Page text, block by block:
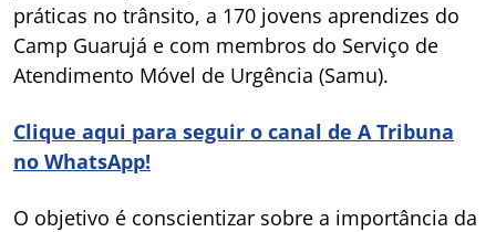
práticas no trânsito, a 170 jovens aprendizes do
Camp Guarujá e com membros do Serviço de
Atendimento Móvel de Urgência (Samu).
Clique aqui para seguir o canal de A Tribuna
no WhatsApp!
O objetivo é conscientizar sobre a importância da